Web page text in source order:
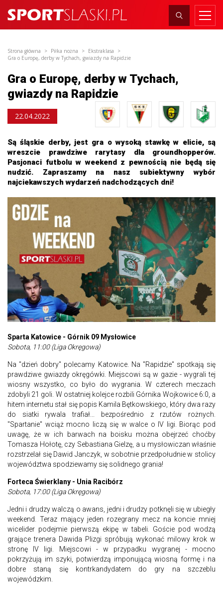
Strona główna Piłka nożna
Ekstraklasa
Gra o Europę, derby w Tychach, gwiazdy na Rapidzie
Gra o Europę, derby w Tychach,
gwiazdy na Rapidzie
22.04.2022
Są śląskie derby, jest gra o wysoką stawkę w elicie, są
wreszcie prawdziwe rarytasy dla groundhopperów.
Pasjonaci futbolu w weekend z pewnością nie będą się
nudzić. Zapraszamy na nasz subiektywny wybór
najciekawszych wydarzeń nadchodzących dni!
Sparta Katowice - Górnik 09 Mysłowice
Sobota, 11:00 (Liga Okręgowa)
Na "dzień dobry" polecamy Katowice. Na "Rapidzie" spotkają się
prawdziwe gwiazdy okręgówki. Miejscowi są w gazie - wygrali tej
wiosny wszystko, co było do wygrania. W czterech meczach
zdobyli 21 goli. W ostatniej kolejce rozbili Górnika Wojkowice 6:0, a
hitem internetu stał się popis Kamila Bętkowskiego, który dwa razy
do siatki rywala trafiał... bezpośrednio z rzutów rożnych.
"Spartanie" wciąż mocno liczą się w walce o IV ligi. Biorąc pod
uwagę, że w ich barwach na boisku można obejrzeć choćby
Tomasza Hołotę, czy Sebastiana Gielzę, a u mysłowiczan właśnie
rozstrzelał się Dawid Janczyk, w sobotnie przedpołudnie w stolicy
województwa spodziewamy się solidnego grania!
Forteca Świerklany - Unia Racibórz
Sobota, 17:00 (Liga Okręgowa)
Jedni i drudzy walczą o awans, jedni i drudzy potknęli się w ubiegły
weekend. Teraz mający jeden rozegrany mecz na koncie mniej
wicelider podejmie pierwszą ekipę w tabeli. Goście pod wodzą
grające trenera Dawida Plizgi spróbują wykonać milowy krok w
stronę IV ligi. Miejscowi - w przypadku wygranej - mocno
pokrzyżują im szyki, potwierdzą imponującą wiosną formę i na
dobre staną się kontrkandydatem do gry na szczeblu
wojewódzkim.